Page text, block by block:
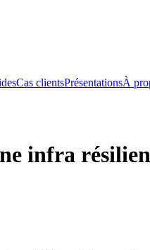
Cas clientsPrésentationsÀ
infra